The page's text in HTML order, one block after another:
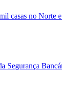
no Norte
Segurança